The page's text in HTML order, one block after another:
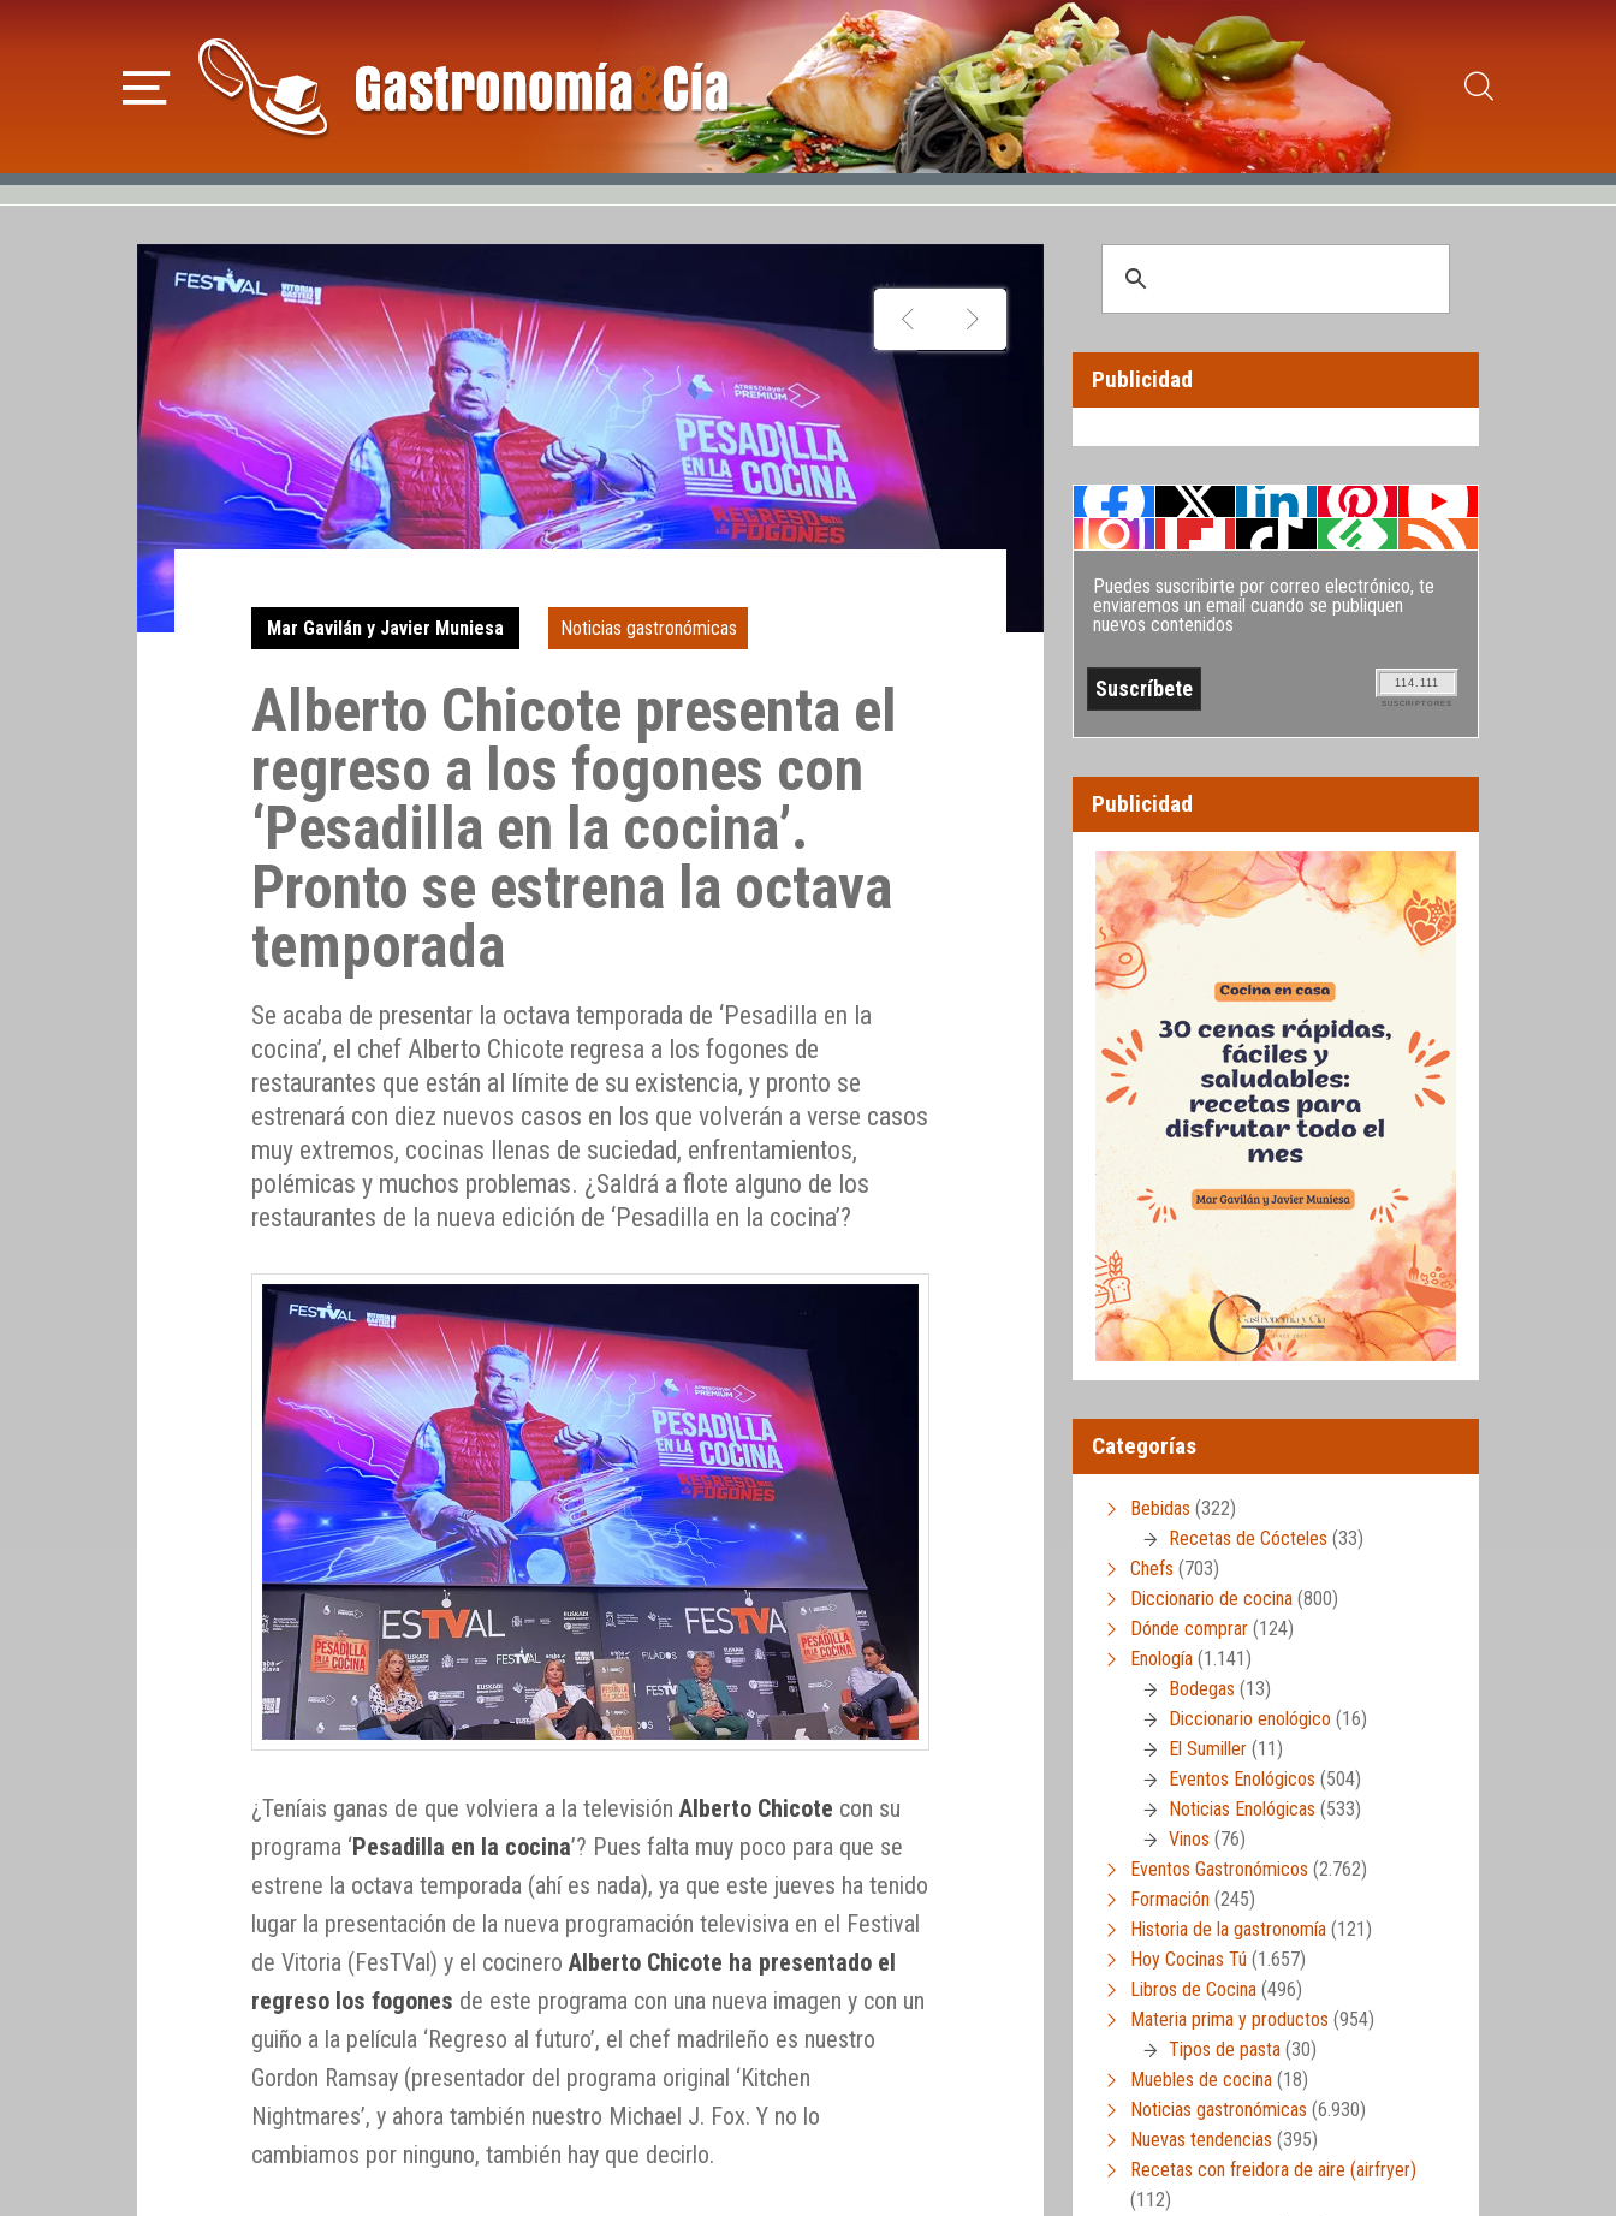
Mar Gavilán y Javier Muniesa Noticias gastronómicas
Alberto Chicote presenta el
regreso a los fogones con
‘Pesadilla en la cocina’.
Pronto se estrena la octava
temporada
Se acaba de presentar la octava temporada de ‘Pesadilla en la
cocina’, el chef Alberto Chicote regresa a los fogones de
restaurantes que están al límite de su existencia, y pronto se
estrenará con diez nuevos casos en los que volverán a verse casos
muy extremos, cocinas llenas de suciedad, enfrentamientos,
polémicas y muchos problemas. ¿Saldrá a flote alguno de los
restaurantes de la nueva edición de ‘Pesadilla en la cocina’?
¿Teníais ganas de que volviera a la televisiónAlberto Chicote con su
programa ‘Pesadilla en la cocina’? Pues falta muy poco para que se
estrene la octava temporada (ahí es nada), ya que este jueves ha tenido
lugar la presentación de la nueva programación televisiva en el Festival
de Vitoria (FesTVal) y el cocineroAlberto Chicote ha presentado el
regreso los fogones de este programa con una nueva imagen y con un
guiño a la película ‘Regreso al futuro’, el chef madrileño es nuestro
Gordon Ramsay (presentador del programa original ‘Kitchen
Nightmares’, y ahora también nuestro Michael J. Fox. Y no lo
cambiamos por ninguno, también hay que decirlo.
Publicidad
Puedes suscribirte por correo electrónico, te
enviaremos un email cuando se publiquen
nuevos contenidos
114.111
SUSCRIPTORES
Publicidad
Categorías
Bebidas (322)
Recetas de Cócteles (33)
Chefs (703)
Diccionario de cocina (800)
Dónde comprar (124)
Enología (1.141)
Bodegas (13)
Diccionario enológico (16)
El Sumiller (11)
Eventos Enológicos (504)
Noticias Enológicas (533)
Vinos (76)
Eventos Gastronómicos (2.762)
Formación (245)
Historia de la gastronomía (121)
Hoy Cocinas Tú (1.657)
Libros de Cocina (496)
Materia prima y productos (954)
Tipos de pasta (30)
Muebles de cocina (18)
Noticias gastronómicas (6.930)
Nuevas tendencias (395)
Recetas con freidora de aire (airfryer)
(112)